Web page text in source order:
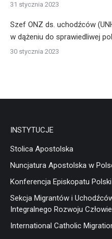
31 stycznia 2023
Szef ONZ ds. uchodźców
w dążeniu do sprawiedliwej
30 stycznia 2023
INSTYTUCJE
Stolica Apostolska
Nuncjatura Apostolska w
Konferencja Episkopatu Polski
Sekcja Migrantów i
Integralnego Rozwoju
International Catholic